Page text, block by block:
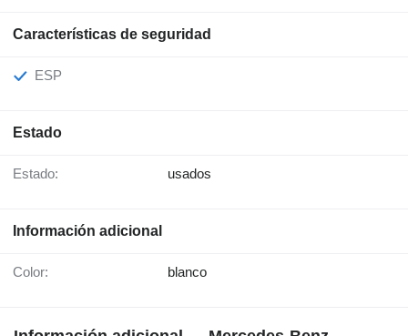
Características de seguridad
ESP
Estado
Estado: usados
Información adicional
Color: blanco